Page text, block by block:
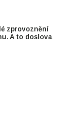
zprovoznění
A to doslova